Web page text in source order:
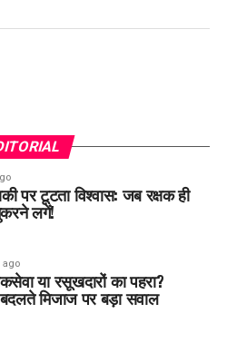
पर टूटता विश्वास: जब रक्षक ही
लगें!
ago
या रसूखदारों का पहरा?
मिजाज पर बड़ा सवाल